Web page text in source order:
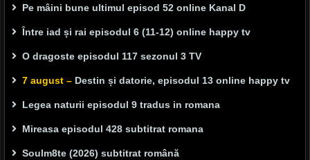
Pe mâini bune ultimul episod 52 online Kanal D
Între iad și rai episodul 6 (11-12) online happy tv
O dragoste episodul 117 sezonul 3 TV
7 august – Destin și datorie, episodul 13 online happy tv
Legea naturii episodul 9 tradus in romana
Mireasa episodul 428 subtitrat romana
Soulm8te (2026) subtitrat română